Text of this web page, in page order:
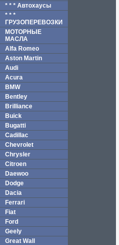
* * * Автохаусы
* * *
ГРУЗОПЕРЕВОЗКИ
МОТОРНЫЕ
МАСЛА
Alfa Romeo
Aston Martin
Audi
Acura
BMW
Bentley
Brilliance
Buick
Bugatti
Cadillac
Chevrolet
Chrysler
Citroen
Daewoo
Dodge
Dacia
Ferrari
Fiat
Ford
Geely
Great Wall